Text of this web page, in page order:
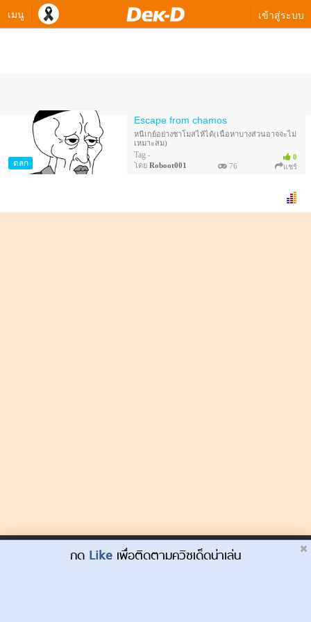
เมนู เข้าสู่ระบบ
Dek-D.com ใช้คุกกี้เพื่อพัฒนาประสบการณ์ของ
ตลก
Escape from chamos
0
หนีเกย์อย่างชาโมสไห้ได้(เนื้อหาบางส่วนอาจจะไม่
เหมาะสม)
Tag -
โดย Roboot001 76 แชร์
กด Like เพื่อติดตามควิซเด็ดน่าเล่น